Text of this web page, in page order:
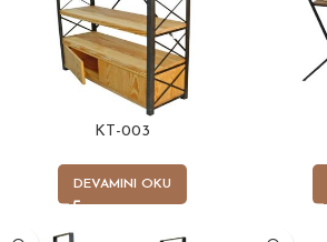
KT-003
DEVAMINI OKU